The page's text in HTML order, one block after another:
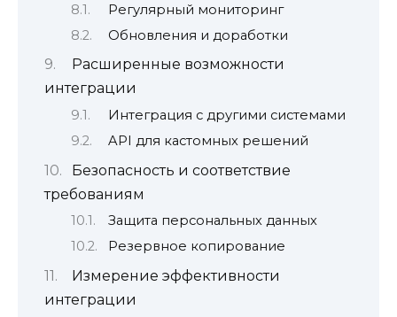
Регулярный мониторинг
Обновления и доработки
Расширенные возможности
интеграции
Интеграция с другими системами
API для кастомных решений
Безопасность и соответствие
требованиям
Защита персональных данных
Резервное копирование
Измерение эффективности
интеграции